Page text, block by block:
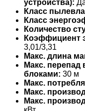
устройства):
Класс
Класс
Количество
Коэффициент
3,01/3,31
Макс. длина
Макс.
блоками: 30 м
Макс.
Макс.
Макс.